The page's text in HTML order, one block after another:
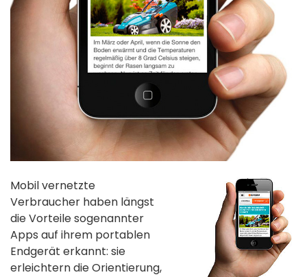
Mobil vernetzte
Verbraucher haben längst
die Vorteile sogenannter
Apps auf ihrem portablen
Endgerät erkannt: sie
erleichtern die Orientierung,